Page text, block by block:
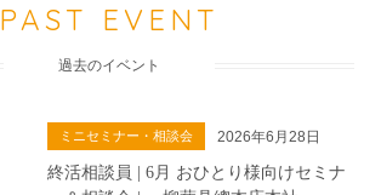
PAST EVENT
過去のイベント
ミニセミナー・相談会 2026年6月28日
終活相談員 | 6月 おひとり様向けセミナ